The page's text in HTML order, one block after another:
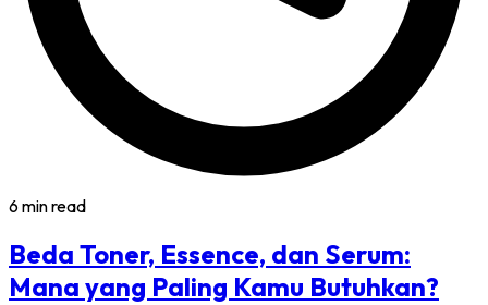
6 min read
Beda Toner, Essence, dan Serum:
Mana yang Paling Kamu Butuhkan?